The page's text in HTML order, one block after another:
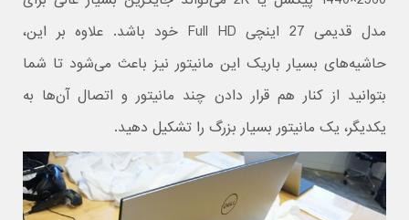
مدل قدیمی 27 اینچی Full HD خود باشد. علاوه بر این،
حاشیه‌های بسیار باریک این مانیتور نیز باعث می‌شود تا شما
بتوانید از کنار هم قرار دادن چند مانیتور و اتصال آن‌ها به
یکدیگر، یک مانیتور بسیار بزرگ را تشکیل دهید.